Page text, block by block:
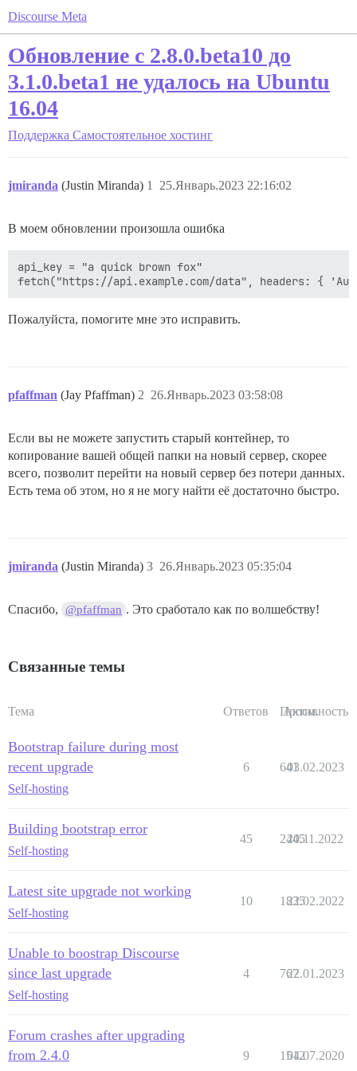
Discourse Meta
Обновление с 2.8.0.beta10 до
3.1.0.beta1 не удалось на Ubuntu
16.04
Поддержка Самостоятельное хостинг
jmiranda (Justin Miranda) 25.Январь.2023 22:16:02
1
В моем обновлении произошла ошибка
api_key = "a quick brown fox"
Пожалуйста, помогите мне это исправить.
pfaffman (Jay Pfaffman) 26.Январь.2023 03:58:08
2
Если вы не можете запустить старый контейнер, то
копирование вашей общей папки на новый сервер, скорее
всего, позволит перейти на новый сервер без потери данных.
Есть тема об этом, но я не могу найти её достаточно быстро.
jmiranda (Justin Miranda) 26.Январь.2023 05:35:04
3
Спасибо, @pfaffman . Это сработало как по волшебству!
Связанные темы
Тема Ответов Просм.
Активность
Bootstrap failure during most
recent upgrade
Self-hosting
6 641
03.02.2023
Building bootstrap error
Self-hosting
45 2445
20.11.2022
Latest site upgrade not working
Self-hosting
10 1835
22.02.2022
Unable to boostrap Discourse
since last upgrade
Self-hosting
4 767
22.01.2023
Forum crashes after upgrading
from 2.4.0
9 1512
04.07.2020